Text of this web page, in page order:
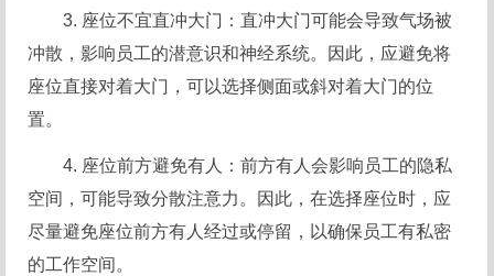
3. 座位不宜直冲大门：直冲大门可能会导致气场被
冲散，影响员工的潜意识和神经系统。因此，应避免将
座位直接对着大门，可以选择侧面或斜对着大门的位
置。
4. 座位前方避免有人：前方有人会影响员工的隐私
空间，可能导致分散注意力。因此，在选择座位时，应
尽量避免座位前方有人经过或停留，以确保员工有私密
的工作空间。